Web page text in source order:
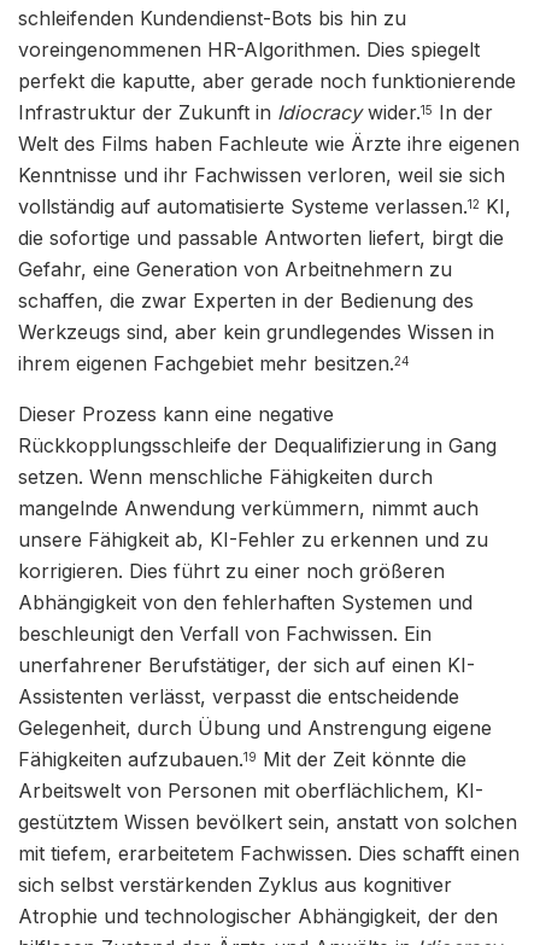
schleifenden Kundendienst-Bots bis hin zu
voreingenommenen HR-Algorithmen. Dies spiegelt
perfekt die kaputte, aber gerade noch funktionierende
Infrastruktur der Zukunft in Idiocracywider.15 In der
Welt des Films haben Fachleute wie Ärzte ihre eigenen
Kenntnisse und ihr Fachwissen verloren, weil sie sich
vollständig auf automatisierte Systeme verlassen.12 KI,
die sofortige und passable Antworten liefert, birgt die
Gefahr, eine Generation von Arbeitnehmern zu
schaffen, die zwar Experten in der Bedienung des
Werkzeugs sind, aber kein grundlegendes Wissen in
ihrem eigenen Fachgebiet mehr besitzen.24
Dieser Prozess kann eine negative
Rückkopplungsschleife der Dequalifizierung in Gang
setzen. Wenn menschliche Fähigkeiten durch
mangelnde Anwendung verkümmern, nimmt auch
unsere Fähigkeit ab, KI-Fehler zu erkennen und zu
korrigieren. Dies führt zu einer noch größeren
Abhängigkeit von den fehlerhaften Systemen und
beschleunigt den Verfall von Fachwissen. Ein
unerfahrener Berufstätiger, der sich auf einen KI-
Assistenten verlässt, verpasst die entscheidende
Gelegenheit, durch Übung und Anstrengung eigene
Fähigkeiten aufzubauen.19 Mit der Zeit könnte die
Arbeitswelt von Personen mit oberflächlichem, KI-
gestütztem Wissen bevölkert sein, anstatt von solchen
mit tiefem, erarbeitetem Fachwissen. Dies schafft einen
sich selbst verstärkenden Zyklus aus kognitiver
Atrophie und technologischer Abhängigkeit, der den